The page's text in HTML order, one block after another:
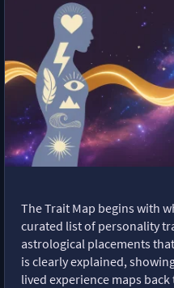
The Trait Map begins with
curated list of personality
astrological placements
is clearly explained,
lived experience maps